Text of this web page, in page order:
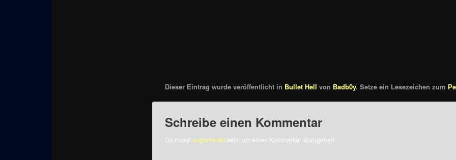
Dieser Eintrag wurde veröffentlicht in Bullet Hell von Badb0y. Setze ein Lesezeichen zum
Schreibe einen Kommentar
Du musstangemeldet sein, um einen Kommentar abzugeben.